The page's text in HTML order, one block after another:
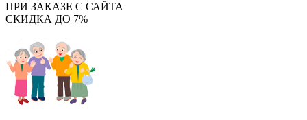
ПРИ ЗАКАЗЕ С САЙТА
СКИДКА ДО 7%